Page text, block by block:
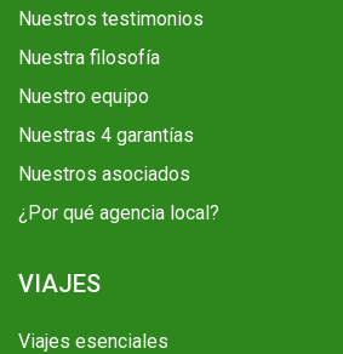
Nuestros testimonios
Nuestra filosofía
Nuestro equipo
Nuestras 4 garantías
Nuestros asociados
¿Por qué agencia local?
VIAJES
Viajes esenciales